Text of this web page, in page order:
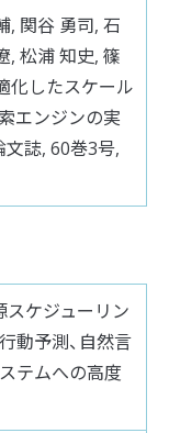
, 関谷 勇司, 石
, 松浦 知史, 篠
化したスケール
エンジンの実
誌, 60巻3号,
スケジューリン
動予測、自然言
テムへの高度